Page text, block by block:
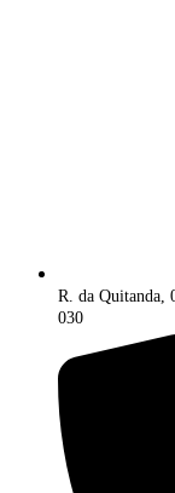
R. da Quitanda,
030